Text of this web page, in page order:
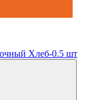
Хлеб-0.5 шт